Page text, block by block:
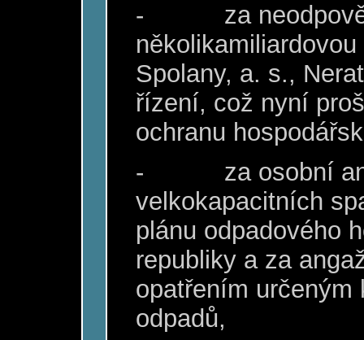
-
za
Spolany, a. s.,
řízení, což nyní
ochranu
-
za osobní
velkokapacitních
plánu odpadového
republiky a za
opatřením
odpadů,